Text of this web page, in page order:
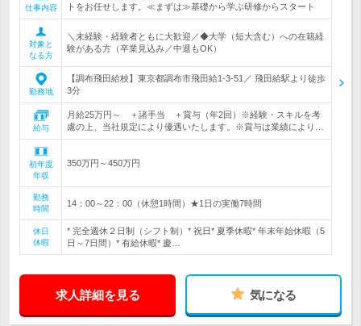
仕事内容
トをお任せします。≪まずは≫基礎から学ぶ研修からスタート
対象と
なる方
＼未経験・経験者ともに大歓迎／◆大学（短大含む）への在籍経
験がある方（卒業見込み／中退もOK）
勤務地
【調布飛田給校】東京都調布市飛田給1-3-51／ 飛田給駅より徒歩
3分
給与
月給25万円～ ＋諸手当 ＋賞与（年2回）※経験・スキルを考
慮の上、当社規定により優遇いたします。※賞与は業績により…
初年度
年収
350万円～450万円
勤務
時間
14：00～22：00（休憩1時間）★1日の実働7時間
休日
休暇
* 完全週休２日制（シフト制）* 祝日* 夏季休暇* 年末年始休暇（5
日～7日間）* 有給休暇* 慶…
求人詳細を見る 気になる